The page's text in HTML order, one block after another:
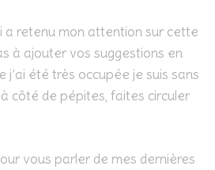
a retenu mon attention sur cette
à ajouter vos suggestions en
j’ai été très occupée je suis sans
côté de pépites, faites circuler
vous parler de mes dernières